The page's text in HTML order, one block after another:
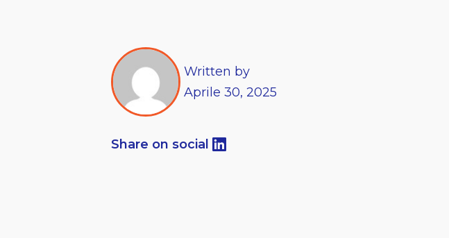
Written by
Aprile 30, 2025
Share on social